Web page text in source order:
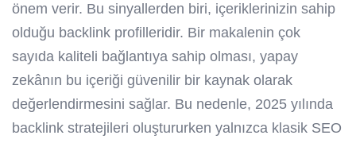
önem verir. Bu sinyallerden biri, içeriklerinizin sahip
olduğu backlink profilleridir. Bir makalenin çok
sayıda kaliteli bağlantıya sahip olması, yapay
zekânın bu içeriği güvenilir bir kaynak olarak
değerlendirmesini sağlar. Bu nedenle, 2025 yılında
backlink stratejileri oluştururken yalnızca klasik SEO